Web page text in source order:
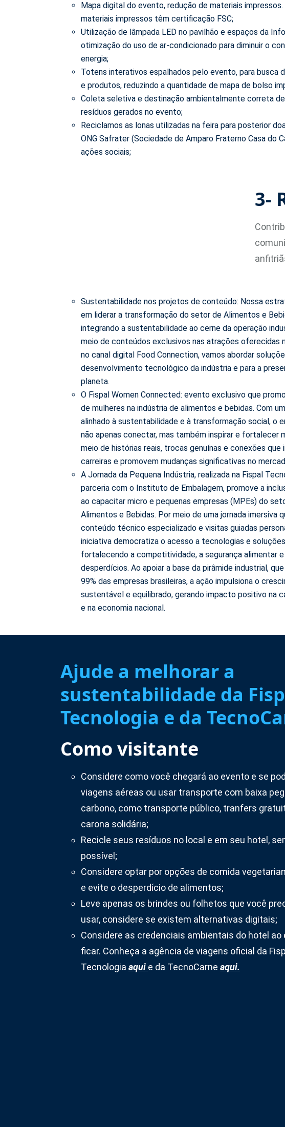
Mapa digital do evento, redução de materiais
materiais impressos têm certificação FSC;
Utilização de lâmpada LED no pavilhão e espaços da
otimização do uso de ar-condicionado para diminuir o
energia;
Totens interativos espalhados pelo evento, para busca
e produtos, reduzindo a quantidade de mapa de bolso
Coleta seletiva e destinação ambientalmente correta
resíduos gerados no evento;
Reciclamos as lonas utilizadas na feira para posterior
ONG Safrater (Sociedade de Amparo Fraterno Casa do
ações sociais;
3-
Sustentabilidade nos projetos de conteúdo: Nossa
em liderar a transformação do setor de Alimentos e
integrando a sustentabilidade ao cerne da operação
meio de conteúdos exclusivos nas atrações oferecidas
no canal digital Food Connection, vamos abordar
desenvolvimento tecnológico da indústria e para a
planeta.
O Fispal Women Connected: evento exclusivo que
de mulheres na indústria de alimentos e bebidas. Com
alinhado à sustentabilidade e à transformação social, o
não apenas conectar, mas também inspirar e fortalecer
meio de histórias reais, trocas genuínas e conexões que
carreiras e promovem mudanças significativas no
A Jornada da Pequena Indústria, realizada na Fispal
parceria com o Instituto de Embalagem, promove a
ao capacitar micro e pequenas empresas (MPEs) do
Alimentos e Bebidas. Por meio de uma jornada imersiva
conteúdo técnico especializado e visitas guiadas
iniciativa democratiza o acesso a tecnologias e
fortalecendo a competitividade, a segurança alimentar
desperdícios. Ao apoiar a base da pirâmide industrial,
99% das empresas brasileiras, a ação impulsiona o
sustentável e equilibrado, gerando impacto positivo na
e na economia nacional.
Ajude a melhorar a
sustentabilidade da
Tecnologia e da
Como visitante
Considere como você chegará ao evento e se
viagens aéreas ou usar transporte com baixa
carbono, como transporte público, tranfers
carona solidária;
Recicle seus resíduos no local e em seu hotel,
possível;
Considere optar por opções de comida
e evite o desperdício de alimentos;
Leve apenas os brindes ou folhetos que você
usar, considere se existem alternativas digitais;
Considere as credenciais ambientais do hotel ao
ficar. Conheça a agência de viagens oficial da
Tecnologia aqui e da TecnoCarne aqui.